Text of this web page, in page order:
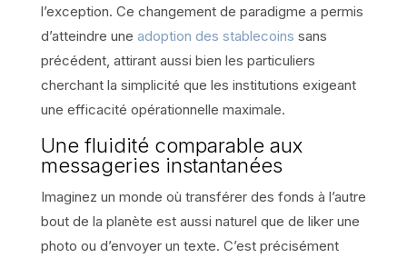
l’exception. Ce changement de paradigme a permis
d’atteindre une adoption des stablecoins sans
précédent, attirant aussi bien les particuliers
cherchant la simplicité que les institutions exigeant
une efficacité opérationnelle maximale.
Une fluidité comparable aux
messageries instantanées
Imaginez un monde où transférer des fonds à l’autre
bout de la planète est aussi naturel que de liker une
photo ou d’envoyer un texte. C’est précisément